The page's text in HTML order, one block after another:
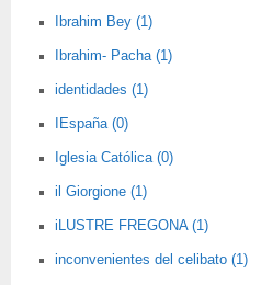
Ibrahim Bey (1)
Ibrahim- Pacha (1)
identidades (1)
IEspaña (0)
Iglesia Católica (0)
il Giorgione (1)
iLUSTRE FREGONA (1)
inconvenientes del celibato (1)